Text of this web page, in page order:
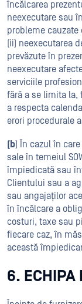
încălcarea
neexecutare sau
probleme
(ii) neexecutarea
prevăzute în
neexecutare
serviciile
fără a se limita la,
a respecta
erori procedurale
(b) În cazul în
sale în temeiul
împiedicată sau
Clientului sau a
sau angajaților
în încălcare a
costuri, taxe sau
fiecare caz, în
această
6. ECHIPA